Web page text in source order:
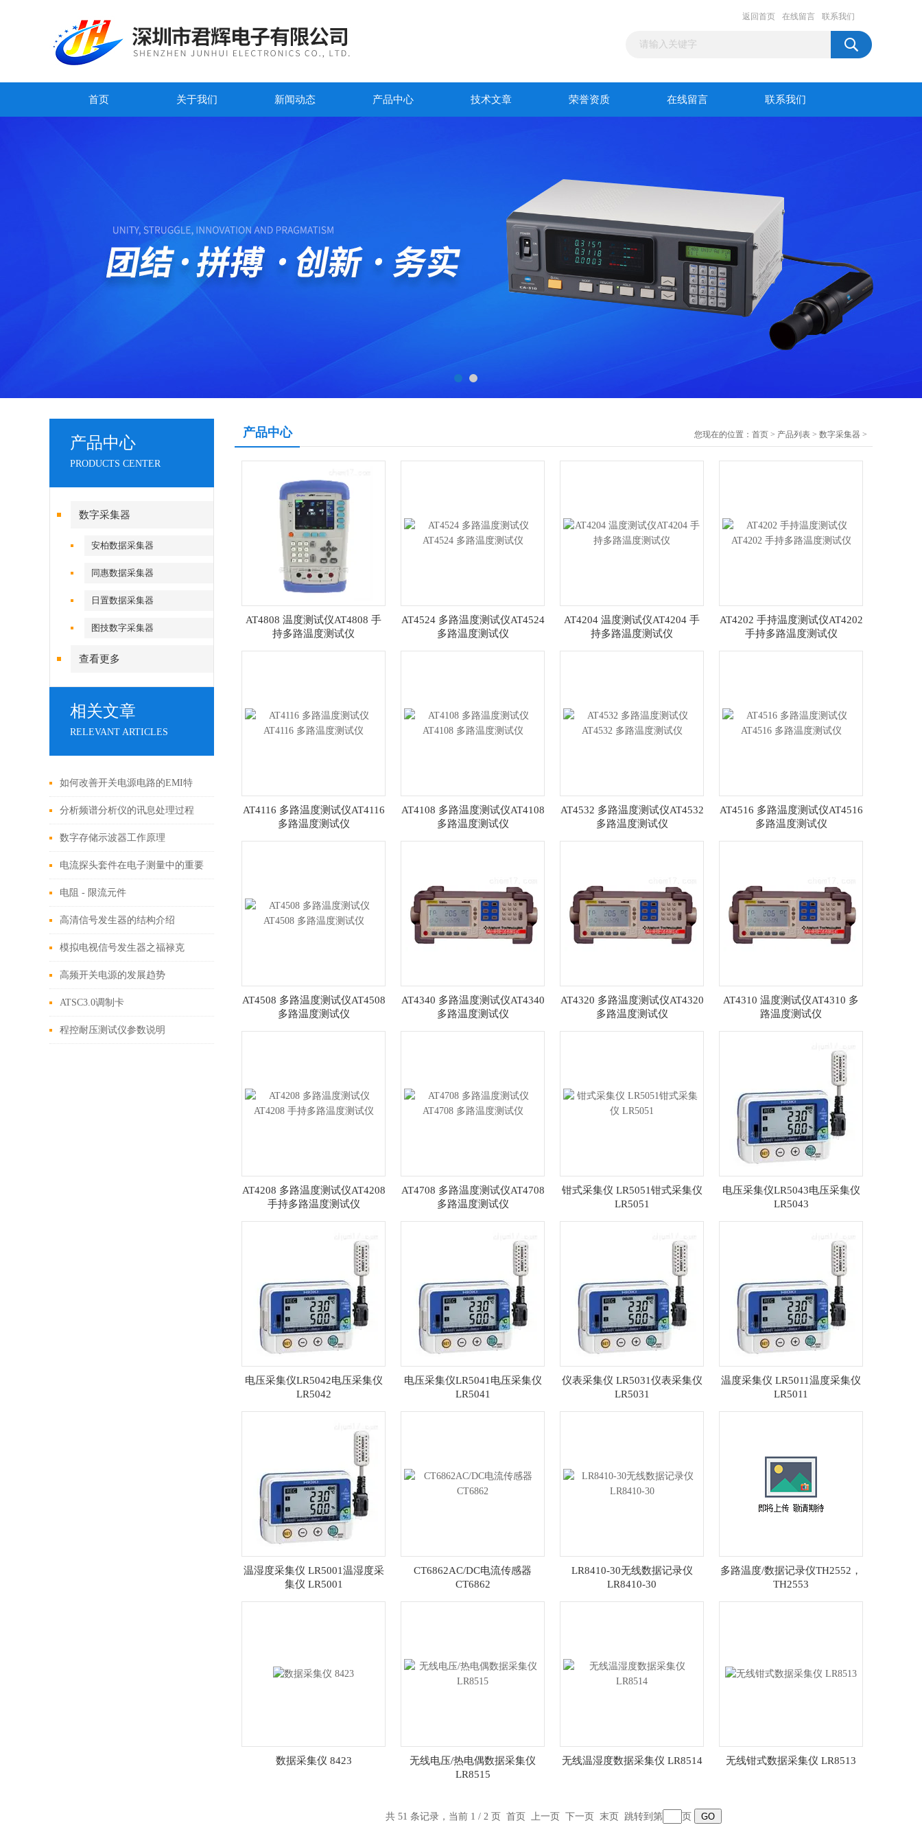
返回首页 在线留言 联系我们
首页 关于我们 新闻动态 产品中心 技术文章 荣誉资质 在线留言 联系我们
产品中心
PRODUCTS CENTER
数字采集器
安柏数据采集器
同惠数据采集器
日置数据采集器
图技数字采集器
查看更多
相关文章
RELEVANT ARTICLES
如何改善开关电源电路的EMI特
性？
分析频谱分析仪的讯息处理过程
数字存储示波器工作原理
电流探头套件在电子测量中的重要
性
电阻 - 限流元件
高清信号发生器的结构介绍
模拟电视信号发生器之福禄克
fluke54200
高频开关电源的发展趋势
ATSC3.0调制卡
程控耐压测试仪参数说明
产品中心 您现在的位置： 首页 > 产品列表 > 数字采集器 >
AT4808 温度测试仪AT4808 手
持多路温度测试仪
AT4524 多路温度测试仪AT4524
多路温度测试仪
AT4204 温度测试仪AT4204 手
持多路温度测试仪
AT4202 手持温度测试仪AT4202
手持多路温度测试仪
AT4116 多路温度测试仪AT4116
多路温度测试仪
AT4108 多路温度测试仪AT4108
多路温度测试仪
AT4532 多路温度测试仪AT4532
多路温度测试仪
AT4516 多路温度测试仪AT4516
多路温度测试仪
AT4508 多路温度测试仪AT4508
多路温度测试仪
AT4340 多路温度测试仪AT4340
多路温度测试仪
AT4320 多路温度测试仪AT4320
多路温度测试仪
AT4310 温度测试仪AT4310 多
路温度测试仪
AT4208 多路温度测试仪AT4208
手持多路温度测试仪
AT4708 多路温度测试仪AT4708
多路温度测试仪
钳式采集仪 LR5051钳式采集仪
LR5051
电压采集仪LR5043电压采集仪
LR5043
电压采集仪LR5042电压采集仪
LR5042
电压采集仪LR5041电压采集仪
LR5041
仪表采集仪 LR5031仪表采集仪
LR5031
温度采集仪 LR5011温度采集仪
LR5011
温湿度采集仪 LR5001温湿度采
集仪 LR5001
CT6862AC/DC电流传感器
CT6862
LR8410-30无线数据记录仪
LR8410-30
多路温度/数据记录仪TH2552，
TH2553
数据采集仪 8423
无线电压/热电偶数据采集仪
LR8515
无线温湿度数据采集仪 LR8514 无线钳式数据采集仪 LR8513
共 51 条记录，当前 1 / 2 页 首页 上一页 下一页 末页 跳转到第 页